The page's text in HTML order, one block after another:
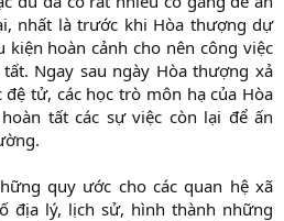
nhất là trước khi Hòa thượng dự
hoàn cảnh cho nên công việc
Ngay sau ngày Hòa thượng xả
tử, các học trò môn hạ của Hòa
tất các sự việc còn lại để ấn
quy ước cho các quan hệ xã
địa lý, lịch sử, hình thành những